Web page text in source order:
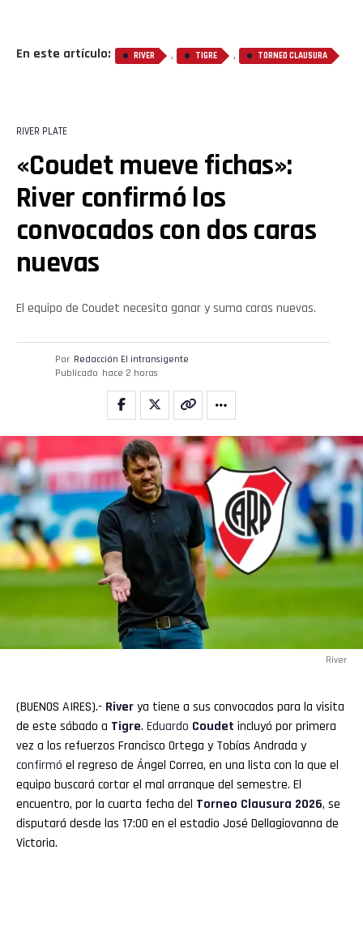
En este artículo: RIVER , TIGRE , TORNEO CLAUSURA
RIVER PLATE
«Coudet mueve fichas»:
River confirmó los
convocados con dos caras
nuevas
El equipo de Coudet necesita ganar y suma caras nuevas.
Por Redacción El intransigente
Publicado hace 2 horas
River
(BUENOS AIRES).- Riverya tiene a sus convocados para la visita
de este sábado a Tigre. Eduardo Coudet incluyó por primera
vez a los refuerzos Francisco Ortega y Tobías Andrada y
confirmó el regreso de Ángel Correa, en una lista con la que el
equipo buscará cortar el mal arranque del semestre. El
encuentro, por la cuarta fecha del Torneo Clausura 2026, se
disputará desde las 17:00 en el estadio José Dellagiovanna de
Victoria.